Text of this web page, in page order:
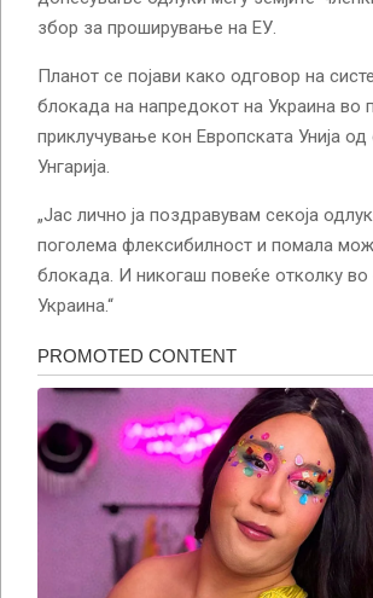
збор за проширување на ЕУ.
Планот се појави како одговор на
блокада на напредокот на Украина во
приклучување кон Европската Унија од
Унгарија.
„Јас лично ја поздравувам секоја
поголема флексибилност и помала
блокада. И никогаш повеќе отколку во
Украина.“